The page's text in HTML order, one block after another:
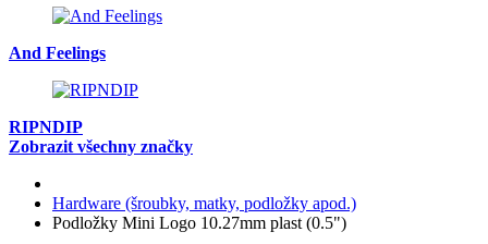
And Feelings
RIPNDIP
Zobrazit všechny značky
Hardware (šroubky, matky, podložky apod.)
Podložky Mini Logo 10.27mm plast (0.5")